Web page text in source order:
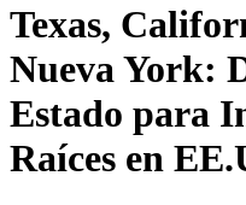
Texas,
Nueva York:
Estado para
Raíces en